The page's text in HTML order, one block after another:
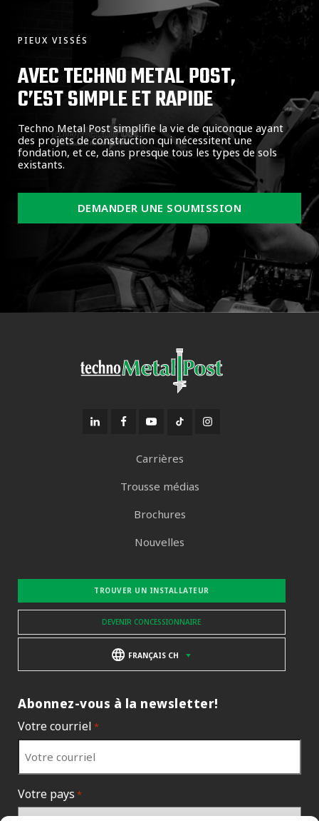
PIEUX VISSÉS
AVEC TECHNO METAL POST,
C’EST SIMPLE ET RAPIDE
Techno Metal Post simplifie la vie de quiconque ayant
des projets de construction qui nécessitent une
fondation, et ce, dans presque tous les types de sols
existants.
DEMANDER UNE SOUMISSION
Carrières
Trousse médias
Brochures
Nouvelles
TROUVER UN INSTALLATEUR
DEVENIR CONCESSIONNAIRE
FRANÇAIS CH
Abonnez-vous à la newsletter!
Votre courriel *
Votre pays *